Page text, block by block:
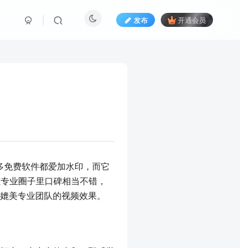
发布 开通会员
费软件都爱加水印，而它
业圈子里口碑相当不错，
专业团队的视频效果。